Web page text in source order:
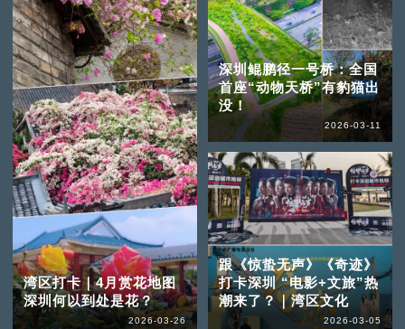
湾区打卡｜4月赏花地图
深圳何以到处是花？
2026-03-26
深圳鲲鹏径一号桥：全国
首座“动物天桥”有豹猫出
没！
2026-03-11
跟《惊蛰无声》《奇迹》
打卡深圳 “电影+文旅”热
潮来了？｜湾区文化
2026-03-05